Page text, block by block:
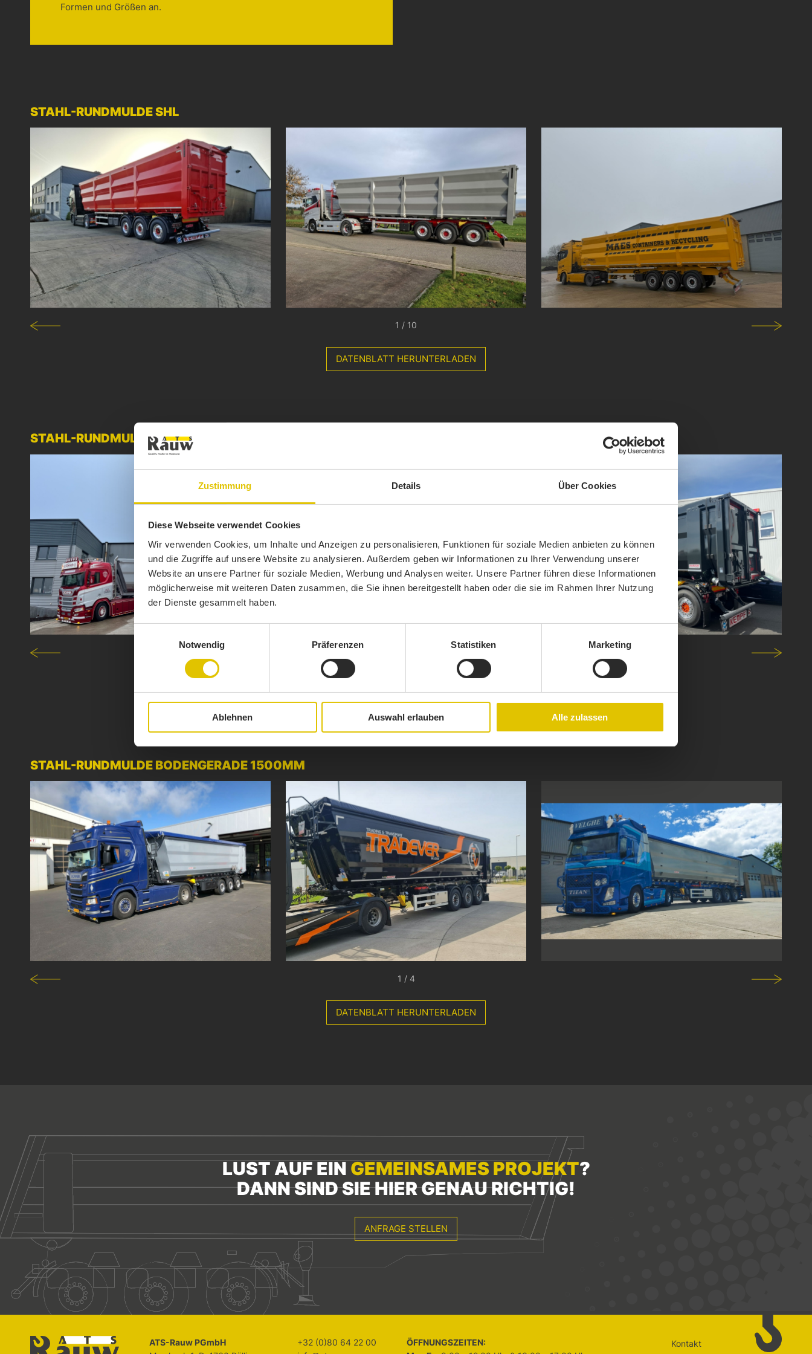
Zustimmung Details Über Cookies
Diese Webseite verwendet Cookies
Wir verwenden Cookies, um Inhalte und Anzeigen zu personalisieren, Funktionen für soziale Medien anbieten zu können
und die Zugriffe auf unsere Website zu analysieren. Außerdem geben wir Informationen zu Ihrer Verwendung unserer
Website an unsere Partner für soziale Medien, Werbung und Analysen weiter. Unsere Partner führen diese Informationen
möglicherweise mit weiteren Daten zusammen, die Sie ihnen bereitgestellt haben oder die sie im Rahmen Ihrer Nutzung
der Dienste gesammelt haben.
Notwendig
Präferenzen Statistiken Marketing
Ablehnen Auswahl erlauben Alle zulassen
Formen und Größen an.
STAHL-RUNDMULDE SHL
1 / 10
DATENBLATT HERUNTERLADEN
STAHL-RUNDMULDE
STAHL-RUNDMULDE BODENGERADE 1500MM
1 / 4
DATENBLATT HERUNTERLADEN
LUST AUF EINGEMEINSAMES PROJEKT?
DANN SIND SIE HIER GENAU RICHTIG!
ANFRAGE STELLEN
ATS-Rauw PGmbH
+32 (0)80 64 22 00
ÖFFNUNGSZEITEN:
Kontakt